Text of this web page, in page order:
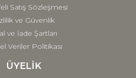
Satış Sözleşmesi
ve Güvenlik
ve İade Şartları
Veriler Politikası
ÜYELİK